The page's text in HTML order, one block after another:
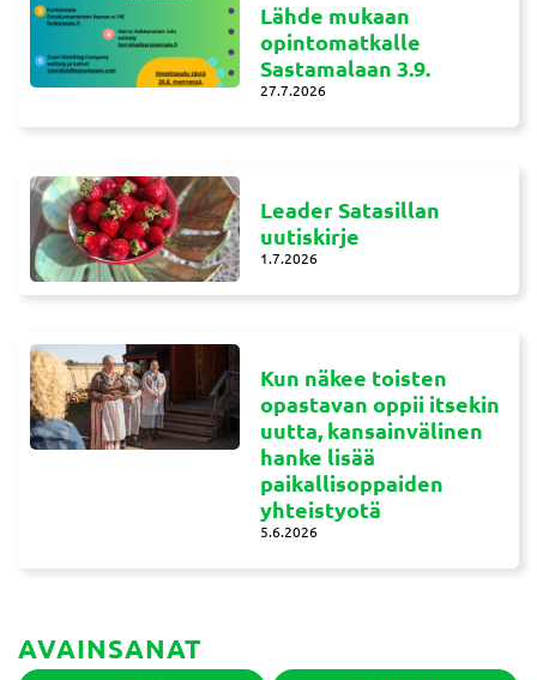
Lähde mukaan
opintomatkalle
Sastamalaan 3.9.
27.7.2026
Leader Satasillan
uutiskirje
1.7.2026
Kun näkee toisten
opastavan oppii itsekin
uutta, kansainvälinen
hanke lisää
paikallisoppaiden
yhteistyotä
5.6.2026
AVAINSANAT